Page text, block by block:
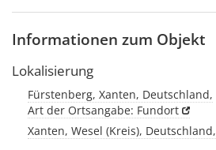
Informationen zum Objekt
Lokalisierung
Fürstenberg, Xanten, Deutschland,
Art der Ortsangabe: Fundort
Xanten, Wesel (Kreis), Deutschland,